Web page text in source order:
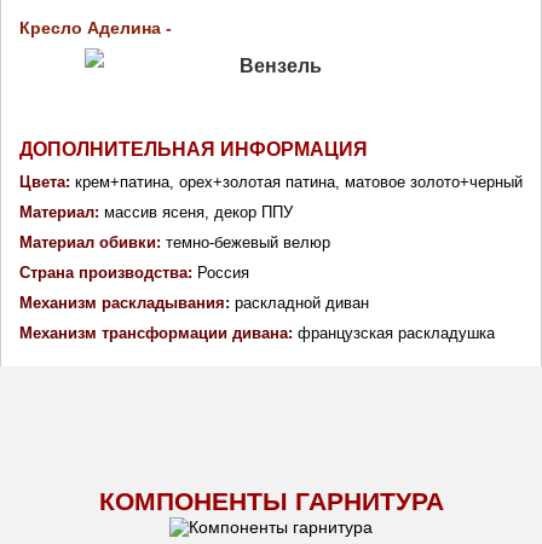
Кресло Аделина -
ДОПОЛНИТЕЛЬНАЯ ИНФОРМАЦИЯ
Цвета: крем+патина, орех+золотая патина, матовое золото+черный
Материал: массив ясеня, декор ППУ
Материал обивки: темно-бежевый велюр
Страна производства: Россия
Механизм раскладывания: раскладной диван
Механизм трансформации дивана: французская раскладушка
КОМПОНЕНТЫ ГАРНИТУРА